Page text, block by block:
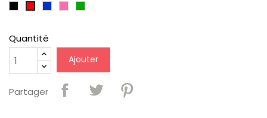
NoirRouge
Quantité
Ajouter
Partager